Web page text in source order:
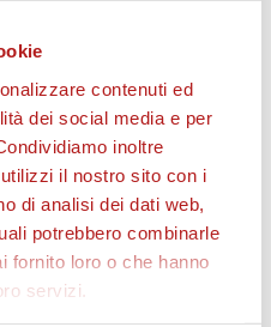
contenuti ed
dei social media e per
inoltre
il nostro sito con i
di analisi dei dati web,
potrebbero combinarle
fornito loro o che hanno
servizi.